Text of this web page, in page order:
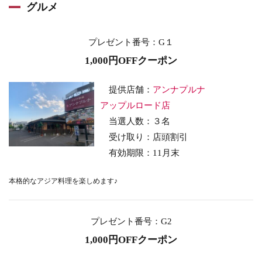
グルメ
プレゼント番号 ：G１
1,000円OFFクーポン
提供店舗： アンナプルナ
アップルロード店
当選人数：３名
受け取り：店頭割引
有効期限：11月末
本格的なアジア料理を楽しめます♪
プレゼント番号：G2
1,000円OFFクーポン